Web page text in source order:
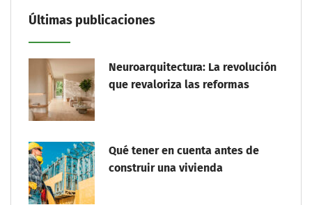
Últimas publicaciones
Neuroarquitectura: La revolución
que revaloriza las reformas
Qué tener en cuenta antes de
construir una vivienda